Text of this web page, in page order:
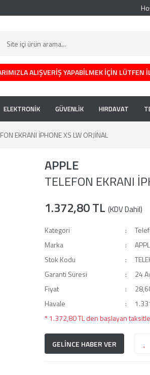
ALIŞVERİŞ YAPABİLMEK İÇİN LÜTFEN
ELEKTRONİK GÜVENLİK HIRDAVAT
EKRANI İPHONE XS LW ORJİNAL
APPLE
TELEFON EKRANI
1.372,80 TL (KDV Dahil)
Kategori
Marka
Stok Kodu
Garanti Süresi
24
Fiyat
Havale
* 1.372,80 TL den başlayan
GELİNCE HABER VER